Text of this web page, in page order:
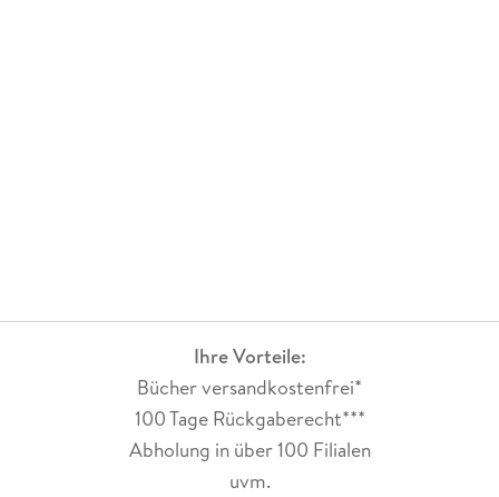
Ihre Vorteile:
Bücher versandkostenfrei*
100 Tage Rückgaberecht***
Abholung in über 100 Filialen
uvm.